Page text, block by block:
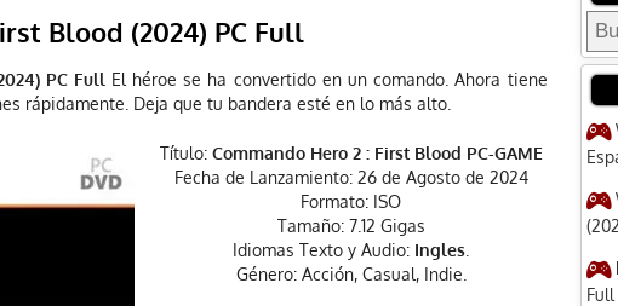
Blood (2024) PC Full
PC Full El héroe se ha convertido en un comando. Ahora tiene
rápidamente. Deja que tu bandera esté en lo más alto.
Título:Commando Hero 2 : First Blood PC-GAME
Fecha de Lanzamiento: 26 de Agosto de 2024
Formato: ISO
Tamaño: 7.12 Gigas
Idiomas Texto y Audio: Ingles
Género: Acción, Casual, Indie.